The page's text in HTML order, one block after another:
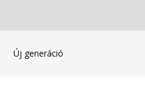
Új generáció